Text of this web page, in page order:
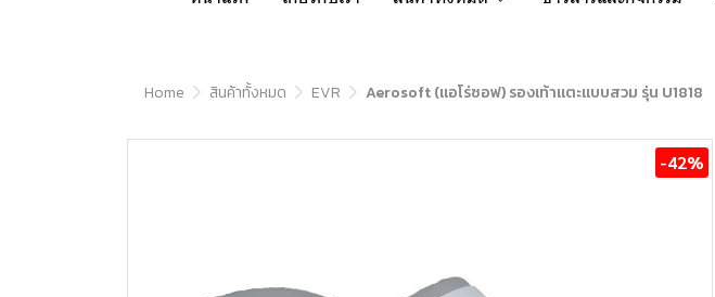
Home สินค้าทั้งหมด EVR Aerosoft (แอโร่ซอฟ) รองเท้าแตะแบบสวม รุ่น U1818
-42%